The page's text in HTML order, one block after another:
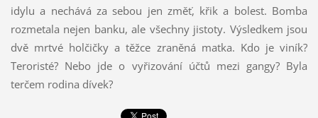
idylu a nechává za sebou jen změť, křik a bolest. Bomba
rozmetala nejen banku, ale všechny jistoty. Výsledkem jsou
dvě mrtvé holčičky a těžce zraněná matka. Kdo je viník?
Teroristé? Nebo jde o vyřizování účtů mezi gangy? Byla
terčem rodina dívek?